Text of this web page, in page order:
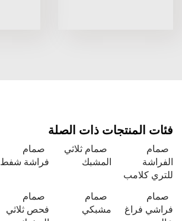
فئات المنتجات ذات الصلة
صمام
الفراشة
للتري كلامب
صمام ثلاثي
المشبك
صمام
فراشة شفط
صمام
فراشي فراغ
صمام
مشبكي
صمام
فحص ثلاثي